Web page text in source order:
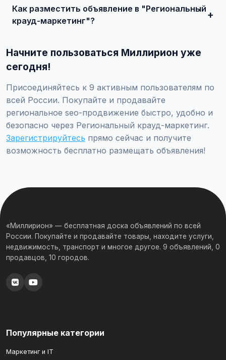
Как разместить объявление в "Региональный
крауд-маркетинг"?
/ Региональное SEO-продвижение / Региональный крауд-
маркетинг", заполните форму и опубликуйте. Первые
объявления — бесплатно!
Начните пользоваться Миллирион уже
сегодня!
Присоединяйтесь к 9 активным пользователям по
всей России. Покупайте и продавайте
региональное seo-продвижение быстро, удобно и
безопасно через Региональный крауд-маркетинг.
Зарегистрируйтесь прямо сейчас и получите
возможность бесплатно размещать объявления!
«Миллирион» — бесплатная доска объявлений по всей
России. Покупайте и продавайте товары, находите услуги,
недвижимость, транспорт и многое другое. 9 объявлений, 0
продавцов, 10 городов.
Популярные категории
Маркетинг и IT